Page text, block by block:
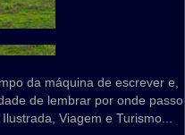
da máquina de escrever e,
de lembrar por onde
Ilustrada, Viagem e Turismo...